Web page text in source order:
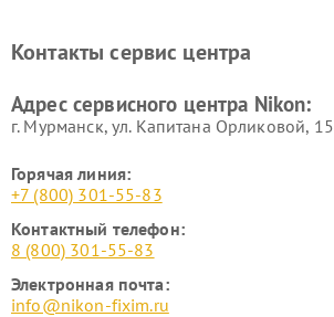
Ремонт цифровых монокуляров Nikon
Контакты сервис центра
Адрес сервисного центра Nikon:
г. Мурманск, ул. Капитана Орликовой, 15
Горячая линия:
+7 (800) 301-55-83
Контактный телефон:
8 (800) 301-55-83
Электронная почта:
info@nikon-fixim.ru